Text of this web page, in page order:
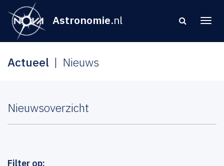
Astronomie.nl
Actueel Nieuws
Nieuwsoverzicht
Filter op: